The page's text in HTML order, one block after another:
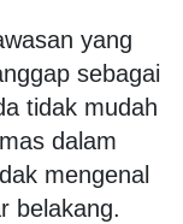
yang
sebagai
tidak mudah
dalam
mengenal
belakang.